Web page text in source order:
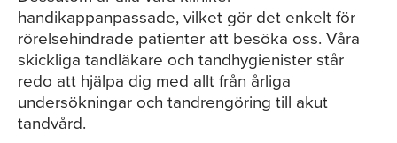
handikappanpassade, vilket gör det enkelt för
rörelsehindrade patienter att besöka oss. Våra
skickliga tandläkare och tandhygienister står
redo att hjälpa dig med allt från årliga
undersökningar och tandrengöring till akut
tandvård.